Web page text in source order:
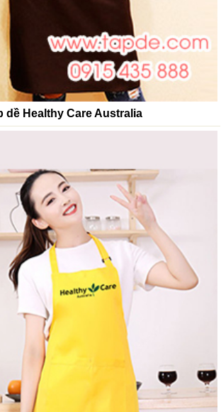
dề Healthy Care Australia